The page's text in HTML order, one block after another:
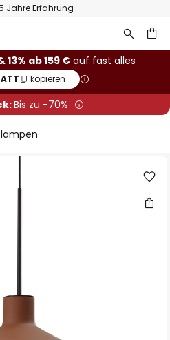
Jahre Erfahrung
13% ab 159 €auf fast alles
kopieren
Bis zu -70%